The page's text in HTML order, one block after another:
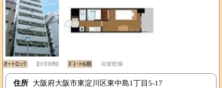
住所
大阪府大阪市東淀川区東中島1丁目5-17